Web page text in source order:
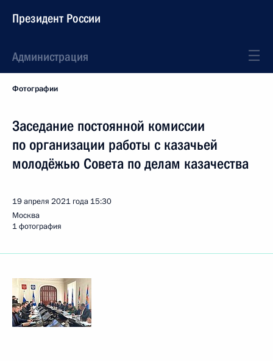
Президент России
Администрация
Фотографии
Заседание постоянной комиссии
по организации работы с казачьей
молодёжью Совета по делам казачества
19 апреля 2021 года 15:30
Москва
1 фотография